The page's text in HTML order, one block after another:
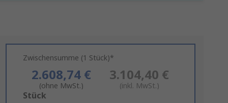
Zwischensumme (1 Stück)*
2.608,74 €
(ohne MwSt.)
3.104,40 €
(inkl. MwSt.)
Add
Stück